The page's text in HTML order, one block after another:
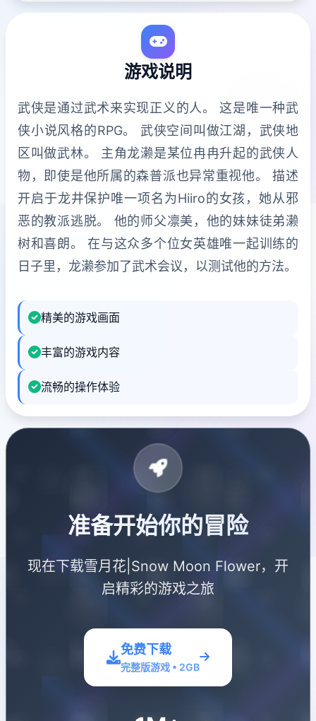
游戏说明
武侠是通过武术来实现正义的人。 这是唯一种武
侠小说风格的RPG。 武侠空间叫做江湖，武侠地
区叫做武林。 主角龙濑是某位冉冉升起的武侠人
物，即使是他所属的森普派也异常重视他。 描述
开启于龙井保护唯一项名为Hiiro的女孩，她从邪
恶的教派逃脱。 他的师父凛美，他的妹妹徒弟濑
树和喜朗。 在与这众多个位女英雄唯一起训练的
日子里，龙濑参加了武术会议，以测试他的方法。
精美的游戏画面
丰富的游戏内容
流畅的操作体验
准备开始你的冒险
现在下载雪月花|Snow Moon Flower，开
启精彩的游戏之旅
免费下载
完整版游戏 • 2GB